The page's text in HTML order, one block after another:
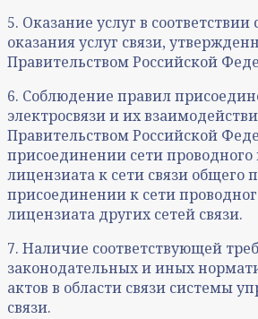
5. Оказание услуг в
оказания услуг связи,
Правительством Российской
6. Соблюдение правил
электросвязи и их
Правительством Российской
присоединении сети
лицензиата к сети связи общего
присоединении к сети
лицензиата других сетей связи.
7. Наличие соответствующей
законодательных и иных
актов в области связи системы
связи.